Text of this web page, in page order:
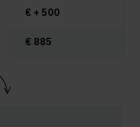
€ + 500
€ 885